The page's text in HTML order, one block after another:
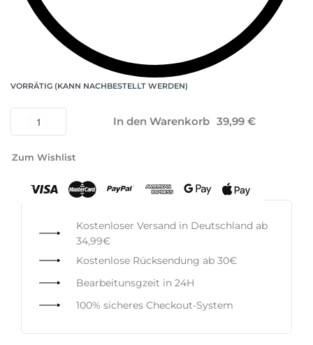
VORRÄTIG (KANN NACHBESTELLT WERDEN)
In den Warenkorb
Zum Wishlist
Kostenloser Versand in Deutschland ab
34,99€
Kostenlose Rücksendung ab 30€
Bearbeitunsgzeit in 24H
100% sicheres Checkout-System